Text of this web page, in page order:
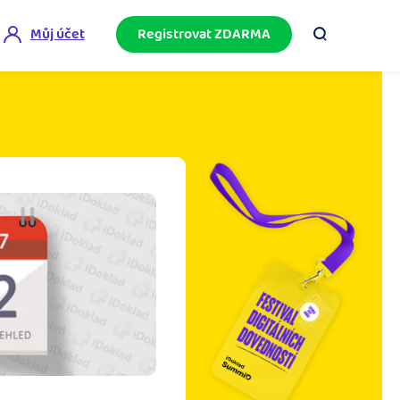
akademii.
Fakturační poradna
se komunity na fakturaci, daně či
Můj účet Registrovat ZDARMA